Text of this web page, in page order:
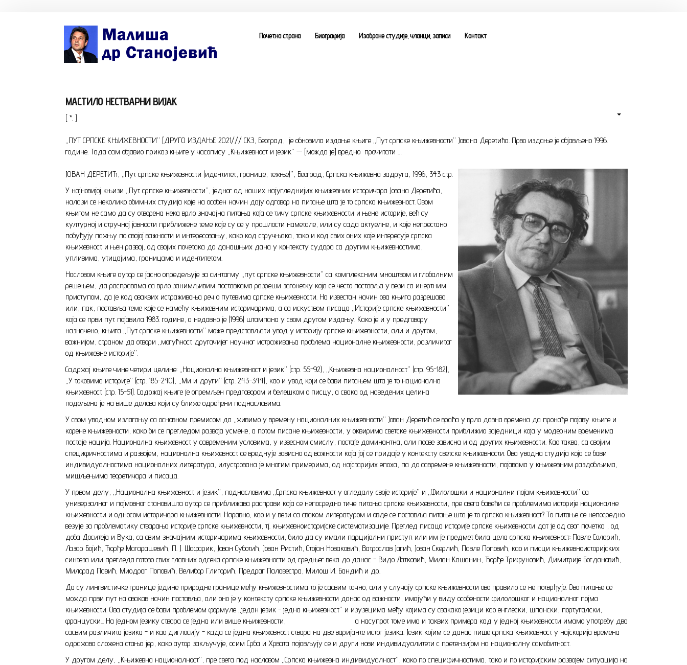
Почетна страна
Изабране студије, чланци, записи
Сећања, људи, догађаји
Почетна страна Биографија Изабране студије, чланци, записи Контакт
МАСТИЛО НЕСТВАРНИ ВИЈАК
[ *. ]
„ПУТ СРПСКЕ КЊИЖЕВНОСТИ” [ДРУГО ИЗДАЊЕ 2021/// СКЗ, Београд, је обновила издање књиге „Пут српске књижевности” Јована Деретића. Прво издање је објављено 1996.
године. Тада сам објавио приказ књиге у часопису „Књижевност и језик” — [можда је] вредно прочитати …
JOBАН ДЕРЕТИЋ, „Пут српске књижевности (идентитет, границе, тежње)”, Београд, Српска књижевна задруга, 1996, 343 стр.
У најновијој књизи „Пут српске књижевности”, једног од наших најугледнијих књижевних историчара Јована Деретића,
налази се неколико обимних студија које на особен начин дају одговор на питање шта је то српска књижевност. Овом
књигом не само да су отворена нека врло значајна питања која се тичу српске књижевности и њене историје, већ су
културној и стручној јавности приближене теме које су се у прошлости наметале, или су сада актуелне, и које непрестано
побуђују пажњу по својој важности и интересовању, како код стручњака, тако и код свих оних које интересује српска
књижевност и њен развој, од својих почетака до данашњих дана у контексту судара са другим књижевностима,
упливима, утицајима, границама и идентитетом.
Насловом књиге аутор се јасно опредељује за синтагму „пут српске књижевности” са комплексним мноштвом и глобалним
решењем, да расправама са врло занимљивим поставкама разреши загонетку која се често поставља у вези са инертним
приступом, да је код оваквих истраживања реч о путевима српске књижевности. На известан начин ова књига разрешава,
или, пак, поставља теме које се намећу књижевним историчарима, а са искуством писаца „Историје српске књижевности”
која се први пут појавила 1983. године, а недавно је (1996) штампана у свом другом издању. Како је и у предговору
назначено, књига „Пут српске књижевности” може представљати увод у историју српске књижевности, али и другом,
важнијом, страном да отвори „могућност другачијег научног истраживања проблема националне књижевности, различитог
од књижевне историје”.
Садржај књиге чине четири целине: „Национална књижевност и језик” (стр. 55-92), „Књижевна националност” (стр. 95-182),
„У токовима историје” (стр. 185-240), „Ми и други” (стр. 243-344), као и увод који се бави питањем шта је то национална
књижевност (стр. 15-51). Садржај књиге је опремљен предговором и белешком о писцу, а свака од наведених целина
подељена је на више делова који су ближе одређени поднасловима.
У свом уводном излагању са основном премисом да „живимо у времену националних књижевности” Јован Деретић се враћа у врло давна времена да пронађе појаву књиге и
корене књижевности, како би се прегледом развоја усмене, а потом писане књижевности, у оквирима светске књижевности приближио заједници која у модерним временима
постаје нација. Национална књижевност у савременим условима, у извесном смислу, постаје доминантна, али посве зависна и од других књижевности. Као таква, са својим
специфичностима и развојем, национална књижевност се вреднује зависно од важности која јој се придаје у контексту светске књижевности. Ова уводна студија која се бави
индивидуалностима националних литература, илустрована је многим примерима, од најстаријих епоха, па до савремене књижевности, појавама у књижевним раздобљима,
мишљењима теоретичара и писаца.
У првом делу, „Национална књижевност и језик”, поднасловима „Српска књижевност у огледалу своје историје” и „Филолошки и национални појам књижевности” са
универзалног и појмовног становишта аутор се приближава расправи која се непосредно тиче питања српске књижевности, пре свега бавећи се проблемима историје националне
књижевности и односом историчара књижевности. Наравно, као и у вези са сваком литературом и овде се поставља питање шта је то српска књижевност? То питање се непосредно
везује за проблематику стварања историје српске књижевности, тј. књижевноисторијске систематизације. Преглед писаца историје српске књижевности дат је од свог почетка , од
доба Доситеја и Вука, са свим значајним историчарима књижевности, било да су имали парцијални приступ или им је предмет била цела српска књижевност: Павле Соларић,
Лазар Бојић, Ђорђе Магарашевић, П. Ј. Шафарик, Јован Суботић, Јован Ристић, Стојан Новаковић, Ватрослав Јагић, Јован Скерлић, Павле Поповић, као и писци књижевноисторијских
синтеза или прегледа готово свих главних одсека српске књижевности од средњег века до данас - Видо Латковић, Милан Кашанин, Ђорђе Трифуновић, Димитрије Богдановић,
Милорад Павић, Миодраг Поповић, Велибор Глигорић, Предраг Палавестра, Милош И. Бандић и др.
Да су лингвистичке границе једине природне границе међу књижевностима то је сасвим тачно, али у случају српске књижевности ово правило се не потврђује. Ово питање се
можда први пут на овакав начин поставља, али оно је у контексту српске књижевности данас од важности, имајући у виду особености филолошког и националног појма
књижевности. Ова студија се бави проблемом формуле „један језик - једна књижевност” и изузецима међу којима су свакако језици као енглески, шпански, португалски,
француски... На једном језику ствара се једна или више књижевности, а насупрот томе има и таквих примера кад у једној књижевности имамо употребу два
сасвим различита језика - и као диглосију - када се једна књижевност ствара на две варијанте истог језика. Језик којим се данас пише српска књижевност у најскорија времена
одражава сложена стања јер, како аутор закључује, осим Срба и Хрвата појављују се и други нови индивидуалитети с претензијом на националну самобитност.
У другом делу, „Књижевна националност”, пре свега под насловом „Српска књижевна индивидуалност”, како по специфичностима, тако и по историјским развојем ситуација на